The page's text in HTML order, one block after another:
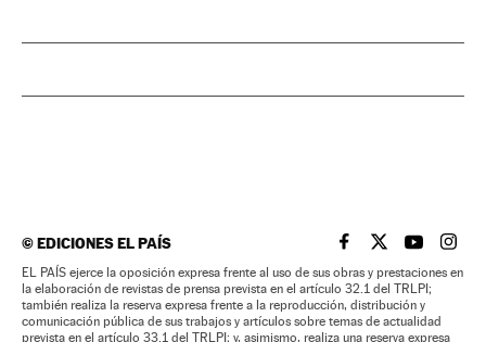
©EDICIONES EL PAÍS EL PAÍS BRASIL EN
EL PAÍSEL PAÍS
EL
EL PAÍS ejerce la oposición expresa frente al uso de sus obras y prestaciones en
la elaboración de revistas de prensa prevista en el artículo 32.1 del TRLPI;
también realiza la reserva expresa frente a la reproducción, distribución y
comunicación pública de sus trabajos y artículos sobre temas de actualidad
prevista en el artículo 33.1 del TRLPI; y, asimismo, realiza una reserva expresa